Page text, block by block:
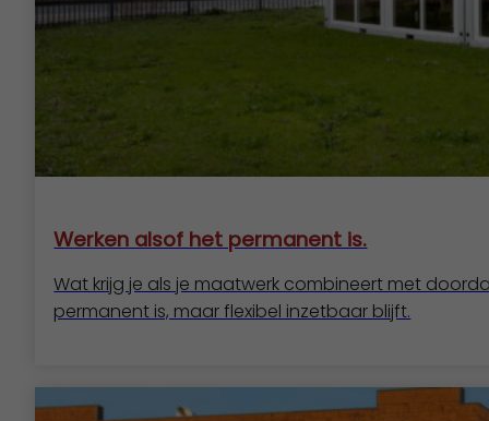
Werken alsof het permanent is.
Wat krijg je als je maatwerk combineert met
permanent is, maar flexibel inzetbaar blijft.